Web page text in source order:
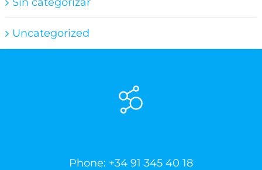
Uncategorized
Phone: +34 91 345 40 18